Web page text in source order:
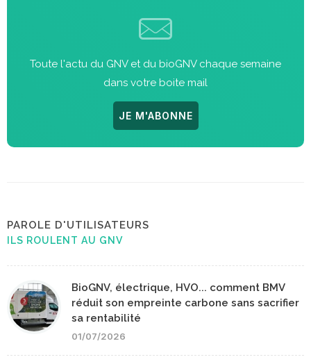
Toute l'actu du GNV et du bioGNV chaque semaine
dans votre boite mail
JE M'ABONNE
PAROLE D'UTILISATEURS
ILS ROULENT AU GNV
BioGNV, électrique, HVO... comment BMV
réduit son empreinte carbone sans sacrifier
sa rentabilité
01/07/2026